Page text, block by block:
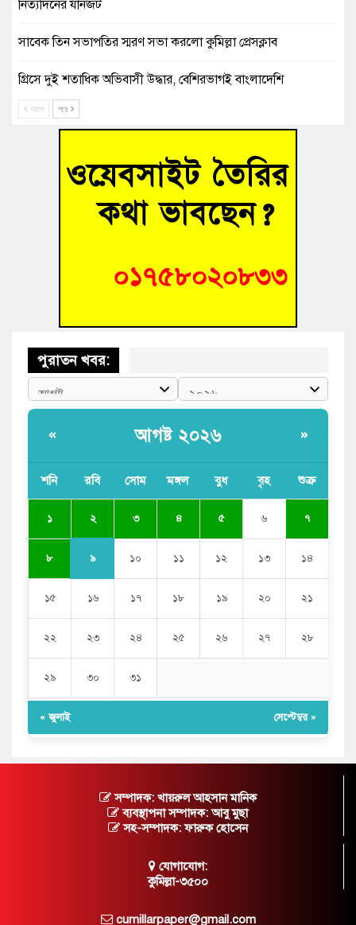
নিত্যদিনের যানজট
সাবেক তিন সভাপতির স্মরণ সভা করলো কুমিল্লা প্রেসক্লাব
গ্রিসে দুই শতাধিক অভিবাসী উদ্ধার, বেশিরভাগই বাংলাদেশি
বুড়িচংয়ে নিখোঁজের ৩ দিন পর ফিশারির পুকুরে রিকশাচালকের মরদেহ
“স্পেশাল ট্রাইব্যুনালে জুলাই গণহত্যার বিচার করেন, জনগণ আপনাদের
ছাড়বে না-সাক্কু
ভাষা সৈনিক অজিত গুহ মহাবিদ্যালয়ে জুলাই গণঅভ্যুত্থান দিবসের
‘হাসিনাকে ফেরাতে তৎপরতা’ কুবিতে ১১ শিক্ষককে ঘিরে ফ্যাক্ট-
আগে পরে
পুরাতন খবর:
« আগষ্ট ২০২৬ »
শনি রবি সোম মঙ্গল বুধ বৃহ শুক্র
১ ২ ৩ ৪ ৫ ৬ ৭
৮ ৯ ১০ ১১ ১২ ১৩ ১৪
১৫ ১৬ ১৭ ১৮ ১৯ ২০ ২১
২২ ২৩ ২৪ ২৫ ২৬ ২৭ ২৮
২৯ ৩০ ৩১
« জুলাই সেপ্টেম্বর »
সম্পাদক: খায়রুল আহসান মানিক
ব্যবস্থাপনা সম্পাদক: আবু মুছা
সহ-সম্পাদক: ফারুক হোসেন
যোগাযোগ:
কুমিল্লা-৩৫০০
cumillarpaper@gmail.com